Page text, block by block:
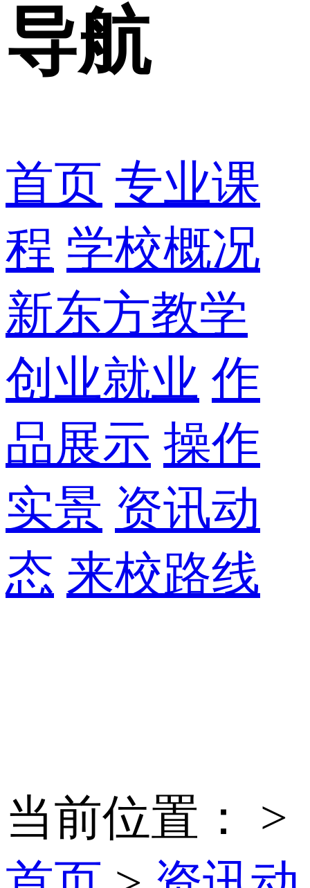
导航
首页 专业课
程 学校概况
新东方教学
创业就业 作
品展示 操作
实景 资讯动
态 来校路线
当前位置：
>